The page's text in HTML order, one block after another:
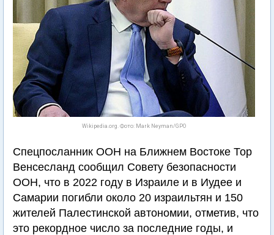
Wikipedia.org. Фото: Mark Neyman/GPO
Спецпосланник ООН на Ближнем Востоке Тор
Венсесланд сообщил Совету безопасности
ООН, что в 2022 году в Израиле и в Иудее и
Самарии погибли около 20 израильтян и 150
жителей Палестинской автономии, отметив, что
это рекордное число за последние годы, и